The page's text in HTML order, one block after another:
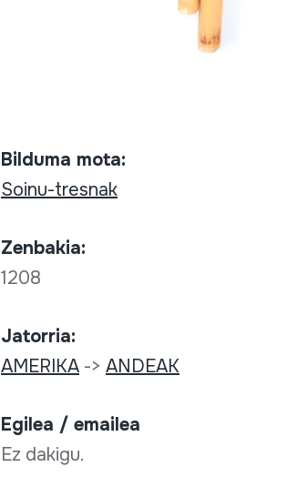
Bilduma mota:
Soinu-tresnak
Zenbakia:
1208
Jatorria:
AMERIKA-> ANDEAK
Egilea / emailea
Ez dakigu.